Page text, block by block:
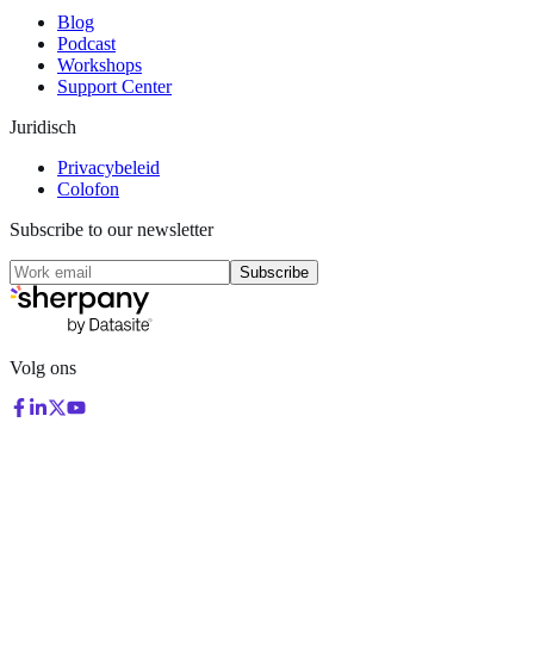
Blog
Podcast
Workshops
Support Center
Juridisch
Privacybeleid
Colofon
Subscribe to our newsletter
Subscribe
Volg ons